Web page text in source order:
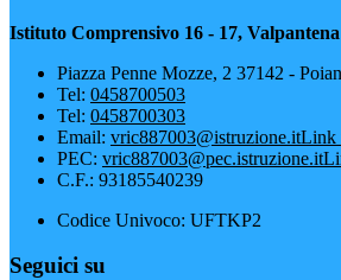
Istituto Comprensivo 16 - 17,
Piazza Penne Mozze, 2 37142 -
Tel: 0458700503
Tel: 0458700303
Email: vric887003@istruzione.itLink
PEC: vric887003@pec.istruzione.it
C.F.: 93185540239
Codice Univoco: UFTKP2
Seguici su